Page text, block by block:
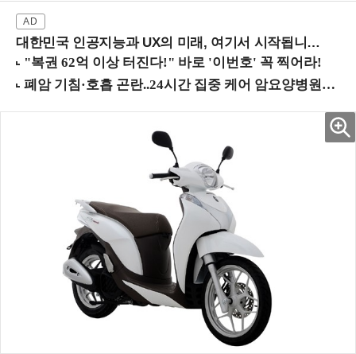
대한민국 인공지능과 UX의 미래, 여기서 시작됩니다! (9/2 강남역)